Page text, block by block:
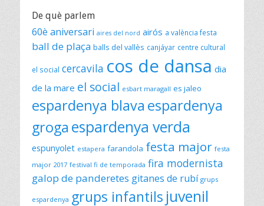
De què parlem
60è aniversari aires del nord airós a valència festa
ball de plaça balls del vallès canjáyar centre cultural
el social cercavila cos de dansa dia
de la mare el social esbart maragall es jaleo
espardenya blava espardenya
groga espardenya verda
espunyolet estapera farandola festa major festa
major 2017 festival fi de temporada fira modernista
galop de panderetes gitanes de rubí grups
espardenya grups infantils juvenil